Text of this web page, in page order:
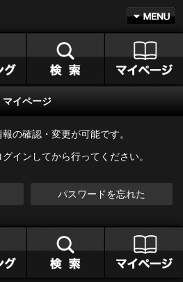
マイページ
の確認・変更が可能です。
インしてから行ってください。
パスワードを忘れた